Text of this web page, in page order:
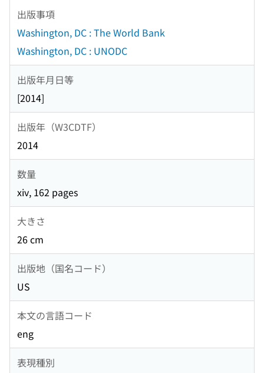
出版事項
Washington, DC : The World Bank
Washington, DC : UNODC
出版年月日等
[2014]
出版年（W3CDTF）
2014
数量
xiv, 162 pages
大きさ
26 cm
出版地（国名コード）
US
本文の言語コード
eng
表現種別